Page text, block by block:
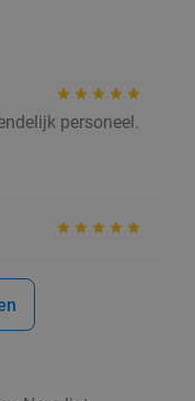
personeel.